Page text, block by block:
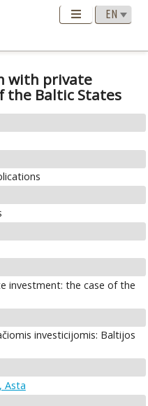
with private
the Baltic States
investment: the case of the
investicijomis: Baltijos
Asta